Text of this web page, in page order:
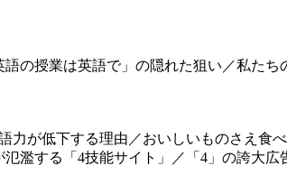
の授業は英語で」の隠れた狙い／私た
が低下する理由／おいしいものさえ食
濫する「4技能サイト」／「4」の誇大広